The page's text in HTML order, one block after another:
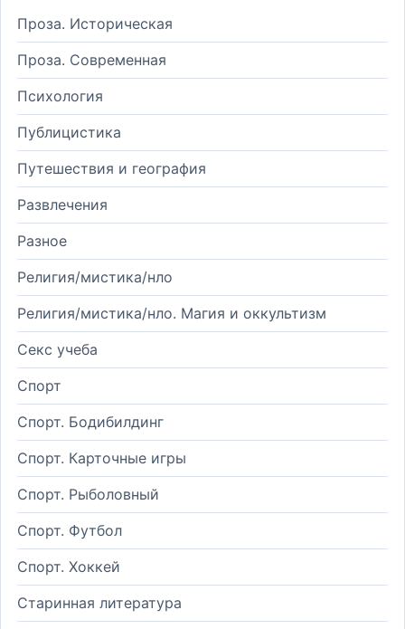
Проза. Историческая
Проза. Современная
Психология
Публицистика
Путешествия и география
Развлечения
Разное
Религия/мистика/нло
Религия/мистика/нло. Магия и оккультизм
Секс учеба
Спорт
Спорт. Бодибилдинг
Спорт. Карточные игры
Спорт. Рыболовный
Спорт. Футбол
Спорт. Хоккей
Старинная литература